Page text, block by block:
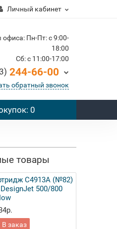
Личный кабинет
Пн-Пт: c 9:00-
18:00
Cб: c 11:00-17:00
244-66-00
обратный звонок
: 0
товары
C4913A (№82)
500/800
В заказ